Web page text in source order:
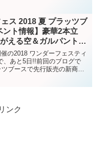
ェス 2018 夏 プラッツブ
ント情報】豪華2本立
える空＆ガルパントー
催!!
の2018 ワンダーフェスティ
、あと5日!!前回のブログで
ブースで先行販売の新商品
ンク